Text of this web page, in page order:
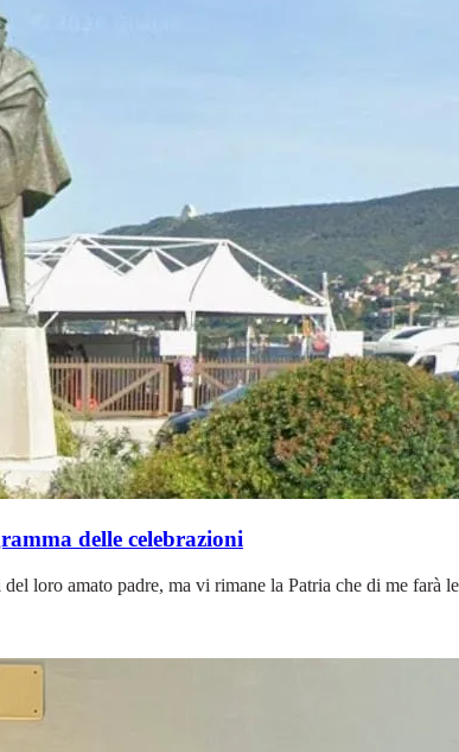
delle celebrazioni
loro amato padre, ma vi rimane la Patria che di me farà